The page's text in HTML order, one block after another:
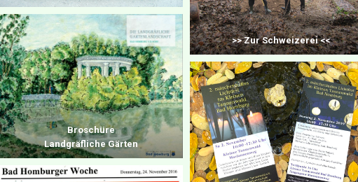
>> ZurSchweizerei<<
Broschüre
Landgräfliche Gärten